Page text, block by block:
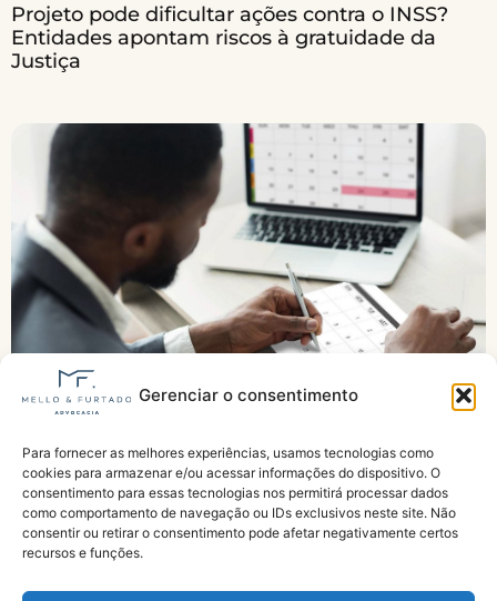
Gerenciar o consentimento
Para fornecer as melhores experiências, usamos tecnologias como
cookies para armazenar e/ou acessar informações do dispositivo. O
consentimento para essas tecnologias nos permitirá processar dados
como comportamento de navegação ou IDs exclusivos neste site. Não
consentir ou retirar o consentimento pode afetar negativamente certos
recursos e funções.
Projeto pode dificultar ações contra o INSS?
Entidades apontam riscos à gratuidade da
Justiça
INSS confirma calendário de pagamento de
agosto de 2026; confira a data do pagamento